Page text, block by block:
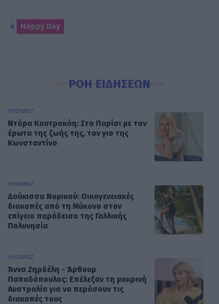
Happy Day
ΡΟΗ ΕΙΔΗΣΕΩΝ
SHOWBIZ
Ντόρα Κουτροκόη: Στο Παρίσι με τον
έρωτα της ζωής της, τον γιο της
Κωνσταντίνο
SHOWBIZ
Δούκισσα Νομικού: Οικογενειακές
διακοπές από τη Μύκονο στον
επίγειο παράδεισο της Γαλλικής
Πολυνησία
SHOWBIZ
Άννα Ζηρδέλη - Άρθουρ
Παπαδόπουλος: Eπέλεξαν τη μακρινή
Αυστραλία για να περάσουν τις
διακοπές τους